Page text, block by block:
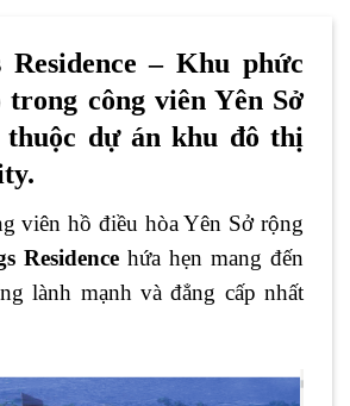
Residence – Khu phức
trong công viên Yên Sở
dự án khu đô thị
viên hồ điều hòa Yên Sở rộng
Residence hứa hẹn mang đến
lành mạnh và đẳng cấp nhất